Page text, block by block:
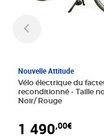
Nouvelle Attitude
Vélo électrique du
reconditionné - Taille normale -
Noir/ Rouge
1 490,00€